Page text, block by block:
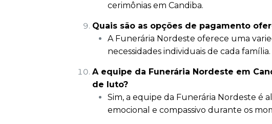
cerimônias em Candiba.
Quais são as opções de pagamento
A Funerária Nordeste oferece uma
necessidades individuais de cada família.
A equipe da Funerária Nordeste em
de luto?
Sim, a equipe da Funerária Nordeste é
emocional e compassivo durante os